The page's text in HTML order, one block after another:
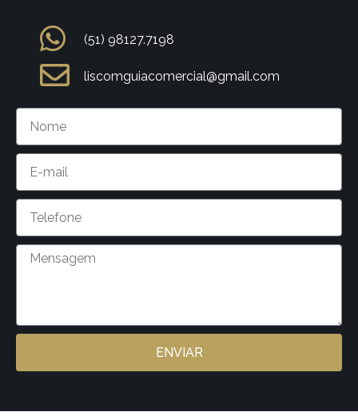
(51) 98127.7198
liscomguiacomercial@gmail.com
ENVIAR